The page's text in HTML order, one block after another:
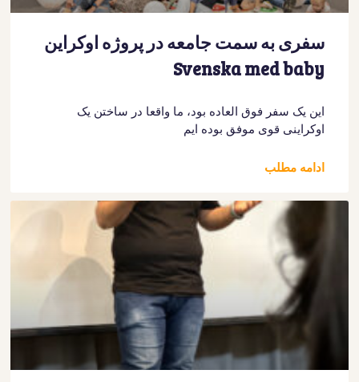
سفری به سمت جامعه در پروژه اوکراین
Svenska med baby
این یک سفر فوق العاده بود، ما واقعا در ساختن یک
اوکراینی قوی موفق بوده ایم
ادامه مطلب